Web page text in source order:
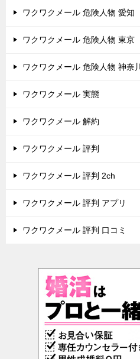
ワクワクメール 危険人物 愛知
ワクワクメール 危険人物 東京
ワクワクメール 危険人物 神奈川
ワクワクメール 実態
ワクワクメール 解約
ワクワクメール 評判
ワクワクメール 評判 2ch
ワクワクメール 評判 アプリ
ワクワクメール 評判 口コミ